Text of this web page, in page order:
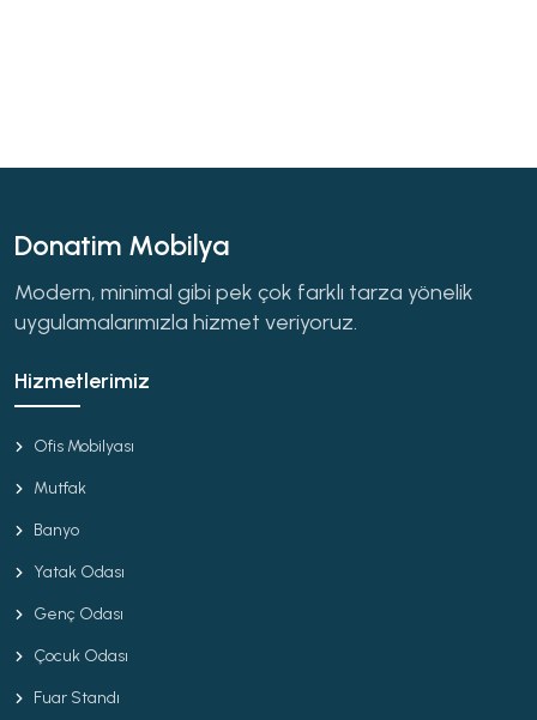
Donatim Mobilya
Modern, minimal gibi pek çok farklı tarza yönelik
uygulamalarımızla hizmet veriyoruz.
Hizmetlerimiz
Ofis Mobilyası
Mutfak
Banyo
Yatak Odası
Genç Odası
Çocuk Odası
Fuar Standı